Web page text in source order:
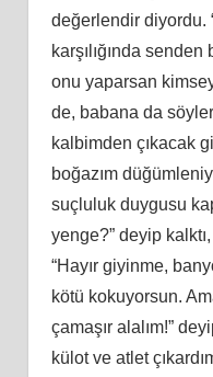
değerlendir diyordu.
karşılığında
onu yaparsan
de, babana da
kalbimden çıkacak
boğazım
suçluluk duygusu
yenge?” deyip
“Hayır giyinme,
kötü kokuyorsun.
çamaşır alalım!”
külot ve atlet